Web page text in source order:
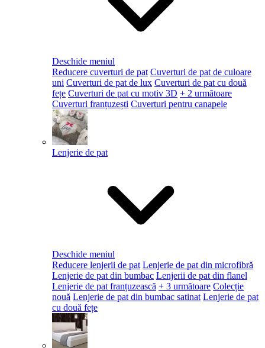
Deschide meniul
Reducere cuverturi de pat Cuverturi de pat de culoare
uni Cuverturi de pat de lux Cuverturi de pat cu două
fețe Cuverturi de pat cu motiv 3D + 2 următoare
Cuverturi franțuzești Cuverturi pentru canapele
Lenjerie de pat
Deschide meniul
Reducere lenjerii de pat Lenjerie de pat din microfibră
Lenjerie de pat din bumbac Lenjerii de pat din flanel
Lenjerie de pat franțuzească + 3 următoare Colecție
nouă Lenjerie de pat din bumbac satinat Lenjerie de pat
cu două fețe